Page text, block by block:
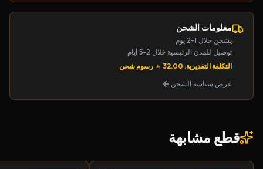
معلومات الشحن
يشحن خلال 1-2 يوم
توصيل للمدن الرئيسية خلال 2-5 أيام
التكلفة التقديرية: 32.00
رسوم شحن
عرض سياسة الشحن
قطع مشابهة